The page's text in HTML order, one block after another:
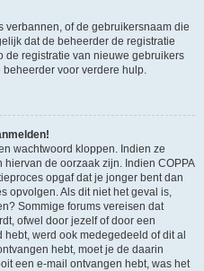
verbannen, of de gebruikersnaam die
dat de beheerder de registratie
de registratie van nieuwe gebruikers
beheerder voor verdere hulp.
wachtwoord kloppen. Indien ze
de oorzaak zijn. Indien COPPA
opgaf dat je jonger bent dan
opvolgen. Als dit niet het geval is,
Sommige forums vereisen dat
ofwel door jezelf of door een
werd ook medegedeeld of dit al
hebt, moet je de daarin
een e-mail ontvangen hebt, was het